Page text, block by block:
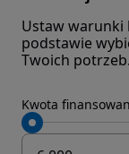
Ustaw warunki
podstawie
Twoich potrzeb.
Kwota